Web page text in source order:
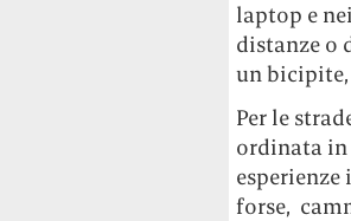
laptop e
distanze o
un
Per le
ordinata in
forse,